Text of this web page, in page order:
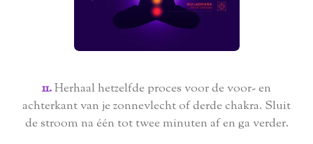
11.Herhaal hetzelfde proces voor de voor- en
achterkant van je zonnevlecht of derde chakra. Sluit
de stroom na één tot twee minuten af ​​en ga verder.